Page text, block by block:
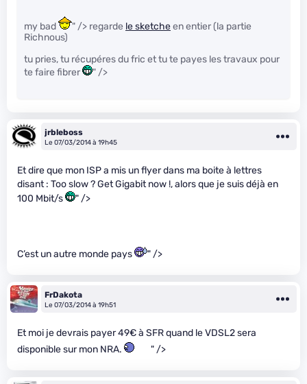
my bad " /> regarde le sketcheen entier (la partie
Richnous)
tu pries, tu récupéres du fric et tu te payes les travaux pour
te faire fibrer
" />
jrbleboss
Le 07/03/2014 à 19h45
Et dire que mon ISP a mis un flyer dans ma boite à lettres
disant : Too slow ? Get Gigabit now !, alors que je suis déjà en
100 Mbit/s
" />
C’est un autre monde pays " />
FrDakota
Le 07/03/2014 à 19h51
Et moi je devrais payer 49€ à SFR quand le VDSL2 sera
disponible sur mon NRA.
" />